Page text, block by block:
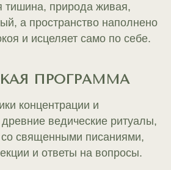
тишина, природа живая,
а пространство наполнено
и исцеляет само по себе.
ПРОГРАММА
концентрации и
ведические ритуалы,
со священными писаниями,
и ответы на вопросы.